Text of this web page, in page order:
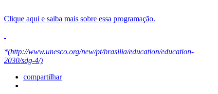
Clique aqui e saiba mais sobre essa programação.
*(http://www.unesco.org/new/pt/brasilia/education/education-
2030/sdg-4/)
compartilhar